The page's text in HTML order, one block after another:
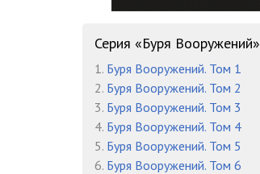
Серия «Буря Вооружений»
1. Буря Вооружений. Том 1
2. Буря Вооружений. Том 2
3. Буря Вооружений. Том 3
4. Буря Вооружений. Том 4
5. Буря Вооружений. Том 5
6. Буря Вооружений. Том 6